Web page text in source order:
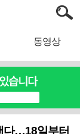
동영상
다…18일부터